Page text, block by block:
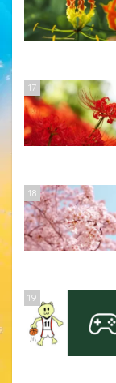
17
18
19